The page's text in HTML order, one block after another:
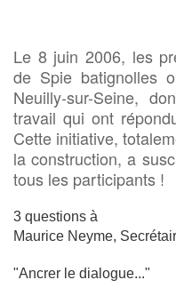
Le 8 juin 2006, les
de Spie batignolles
Neuilly-sur-Seine,
travail qui ont
Cette initiative,
la construction, a
tous les participants !
3 questions à
Maurice Neyme,
"Ancrer le dialogue..."